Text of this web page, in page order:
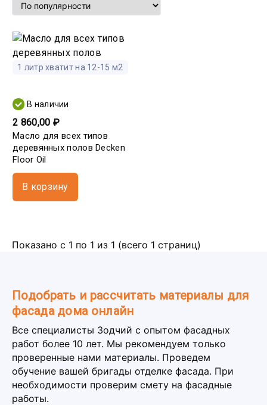
1 литр хватит на 12-15 м2
В наличии
2 860,00 ₽
Масло для всех типов
деревянных полов Decken
Floor Oil
В корзину
Показано с 1 по 1 из 1 (всего 1 страниц)
Подобрать и рассчитать материалы для
фасада дома онлайн
Все специалисты Зодчий с опытом фасадных
работ более 10 лет. Мы рекомендуем только
проверенные нами материалы. Проведем
обучение вашей бригады отделке фасада. При
необходимости проверим смету на фасадные
работы.